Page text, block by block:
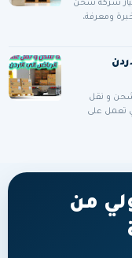
شركة شحن
ومعرفة،
و نقل
تعمل على
من